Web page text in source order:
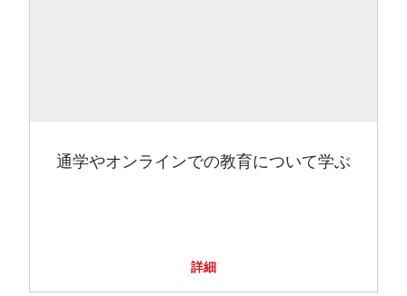
通学やオンラインでの教育について学ぶ
詳細